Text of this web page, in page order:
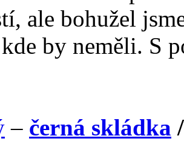
ale bohužel
by neměli. S
– černá skládka